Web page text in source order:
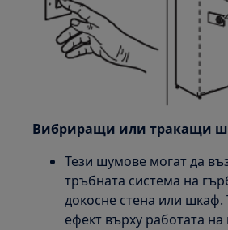
Вибриращи или тракащи
Тези шумове могат да
тръбната система на
докосне стена или шкаф.
ефект върху работата на